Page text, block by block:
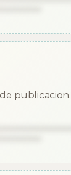
publicacion.